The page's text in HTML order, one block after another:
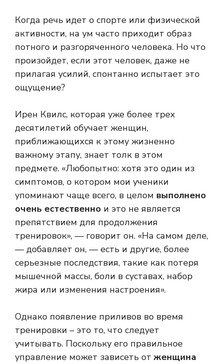
Когда речь идет о спорте или физической
активности, на ум часто приходит образ
потного и разгоряченного человека. Но что
произойдет, если этот человек, даже не
прилагая усилий, спонтанно испытает это
ощущение?
Ирен Квилс, которая уже более трех
десятилетий обучает женщин,
приближающихся к этому жизненно
важному этапу, знает толк в этом
предмете. «Любопытно: хотя это один из
симптомов, о котором мои ученики
упоминают чаще всего, в целом выполнено
очень естественно и это не является
препятствием для продолжения
тренировок», — говорит он. «На самом деле,
— добавляет он, — есть и другие, более
серьезные последствия, такие как потеря
мышечной массы, боли в суставах, набор
жира или изменения настроения».
Однако появление приливов во время
тренировки – это то, что следует
учитывать. Поскольку его правильное
управление может зависеть отженщина